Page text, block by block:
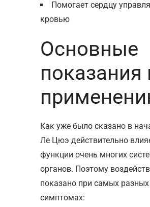
Помогает сердцу
кровью
Основные
показания
Как уже было сказано в
Ле Цюэ действительно
функции очень многих
органов. Поэтому
показано при самых разных
симптомах: